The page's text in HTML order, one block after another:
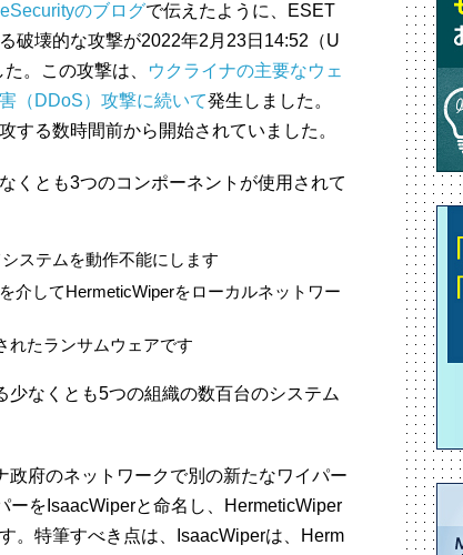
のブログで伝えたように、ESET
破壊的な攻撃が2022年2月23日14:52（U
。この攻撃は、
ウクライナの主要なウェ
（DDoS）攻撃に続いて発生しました。
する数時間前から開始されていました。
くとも3つのコンポーネントが使用されて
ステムを動作不能にします
介してHermeticWiperをローカルネットワー
れたランサムウェアです
少なくとも5つの組織の数百台のシステム
府のネットワークで別の新たなワイパー
ーをIsaacWiperと命名し、HermeticWiper
。特筆すべき点は、IsaacWiperは、Herm